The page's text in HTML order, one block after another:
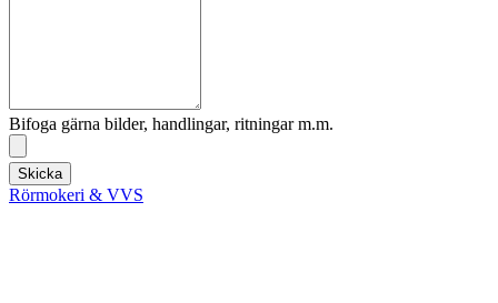
Bifoga gärna bilder, handlingar, ritningar m.m.
Skicka
Rörmokeri & VVS